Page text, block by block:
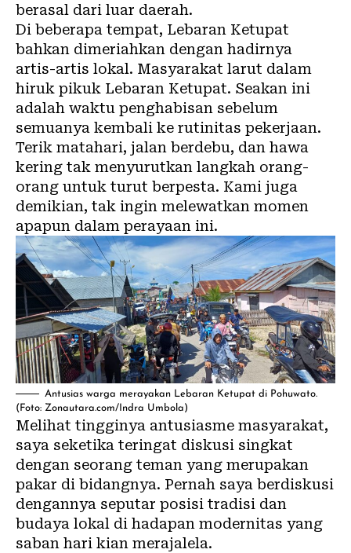
berasal dari luar daerah.
Di beberapa tempat, Lebaran Ketupat
bahkan dimeriahkan dengan hadirnya
artis-artis lokal. Masyarakat larut dalam
hiruk pikuk Lebaran Ketupat. Seakan ini
adalah waktu penghabisan sebelum
semuanya kembali ke rutinitas pekerjaan.
Terik matahari, jalan berdebu, dan hawa
kering tak menyurutkan langkah orang-
orang untuk turut berpesta. Kami juga
demikian, tak ingin melewatkan momen
apapun dalam perayaan ini.
Antusias warga merayakan Lebaran Ketupat di Pohuwato.
(Foto: Zonautara.com/Indra Umbola)
Melihat tingginya antusiasme masyarakat,
saya seketika teringat diskusi singkat
dengan seorang teman yang merupakan
pakar di bidangnya. Pernah saya berdiskusi
dengannya seputar posisi tradisi dan
budaya lokal di hadapan modernitas yang
saban hari kian merajalela.